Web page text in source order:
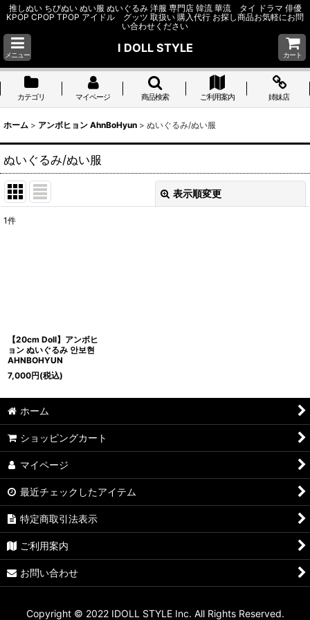
推しぬい ちびぬい ぬい服 ぬいぐるみ 洋服 専門店 韓流 華流 タイ ドラマ 俳優
KPOP CPOP TPOP アイドル グッツ 取扱い 購入代行 お探し商品お気軽にお問
い合わせください
メニュー
I DOLL STYLE
カート
カテゴリ マイページ 商品検索 ご利用案内 姉妹店
ホーム > アンボヒョン AhnBoHyun > ぬいぐるみ/ぬい服
ぬいぐるみ/ぬい服
表示順変更
1件
【20cm Doll】アンボヒ
ョン ぬいぐるみ 안보현
AHNBOHYUN
7,000円(税込)
ホーム
ショッピングカート
マイページ
最近チェックしたアイテム
特定商取引法表示
ご利用案内
お問い合わせ
Copyright © 2022 IDOLL STYLE Inc. All Rights Reserved.